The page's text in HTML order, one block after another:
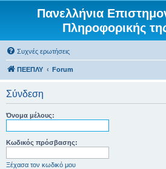
Πανελλήνια
Πληροφορικής
Συχνές ερωτήσεις
ΠΕΕΠΛΥ Forum
Σύνδεση
Όνομα μέλους:
Κωδικός πρόσβασης:
Ξέχασα τον κωδικό μου